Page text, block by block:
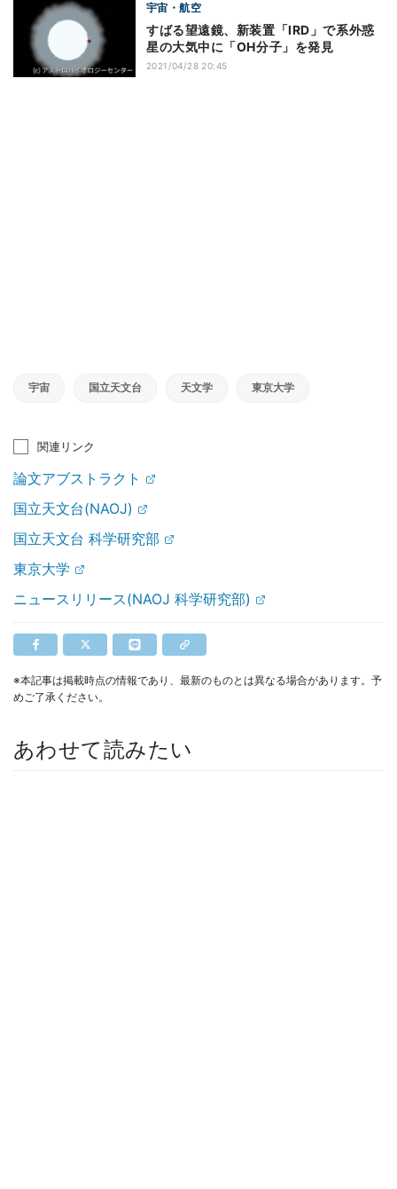
宇宙・航空
すばる望遠鏡、新装置「IRD」で系外惑
星の大気中に「OH分子」を発見
2021/04/28 20:45
宇宙 国立天文台 天文学 東京大学
関連リンク
論文アブストラクト
国立天文台(NAOJ)
国立天文台 科学研究部
東京大学
ニュースリリース(NAOJ 科学研究部)
※本記事は掲載時点の情報であり、最新のものとは異なる場合があります。予
めご了承ください。
あわせて読みたい